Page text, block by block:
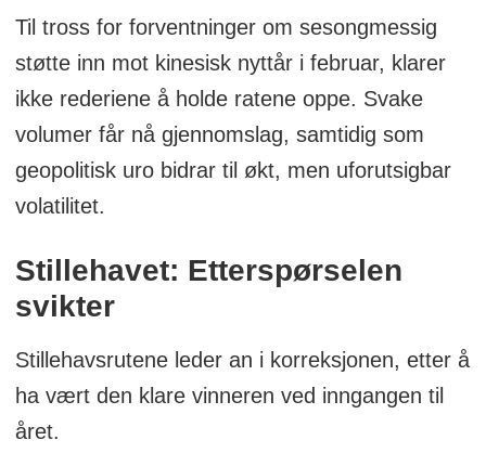
Europa og Asia.
Den gir en pålitelig indikator på
prisutviklingen i containerfraktmarkedet og
er et viktig verktøy for aktører innen
logistikk og transport.
dekker følgende ruter:
Shanghai til Rotterdam
Rotterdam til Shanghai
Til tross for forventninger om sesongmessig
støtte inn mot kinesisk nyttår i februar, klarer
ikke rederiene å holde ratene oppe. Svake
volumer får nå gjennomslag, samtidig som
geopolitisk uro bidrar til økt, men uforutsigbar
volatilitet.
Stillehavet: Etterspørselen
svikter
Stillehavsrutene leder an i korreksjonen, etter å
ha vært den klare vinneren ved inngangen til
året.